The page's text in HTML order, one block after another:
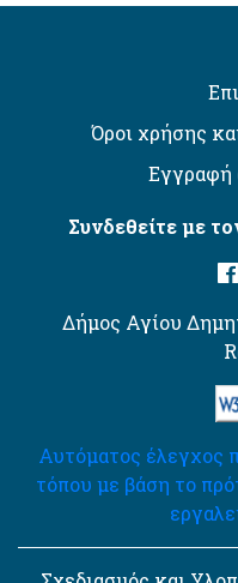
Όροι χρήσης
Εγγραφή
Συνδεθείτε με
Δήμος Αγίου
Αυτόματος έλεγχος
τόπου με βάση το